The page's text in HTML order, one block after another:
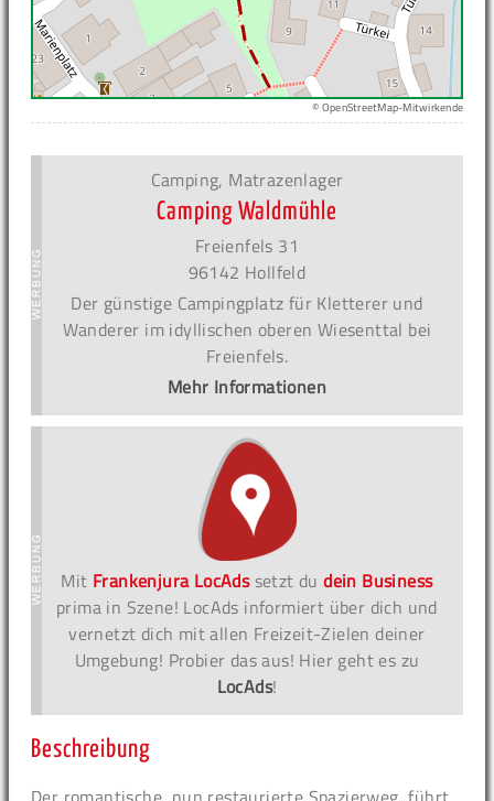
© OpenStreetMap-Mitwirkende
Camping, Matrazenlager
Camping Waldmühle
Freienfels 31
96142 Hollfeld
Der günstige Campingplatz für Kletterer und
Wanderer im idyllischen oberen Wiesenttal bei
Freienfels.
Mehr Informationen
Mit Frankenjura LocAdssetzt dudein Business
prima in Szene! LocAds informiert über dich und
vernetzt dich mit allen Freizeit-Zielen deiner
Umgebung! Probier das aus! Hier geht es zu
LocAds!
Beschreibung